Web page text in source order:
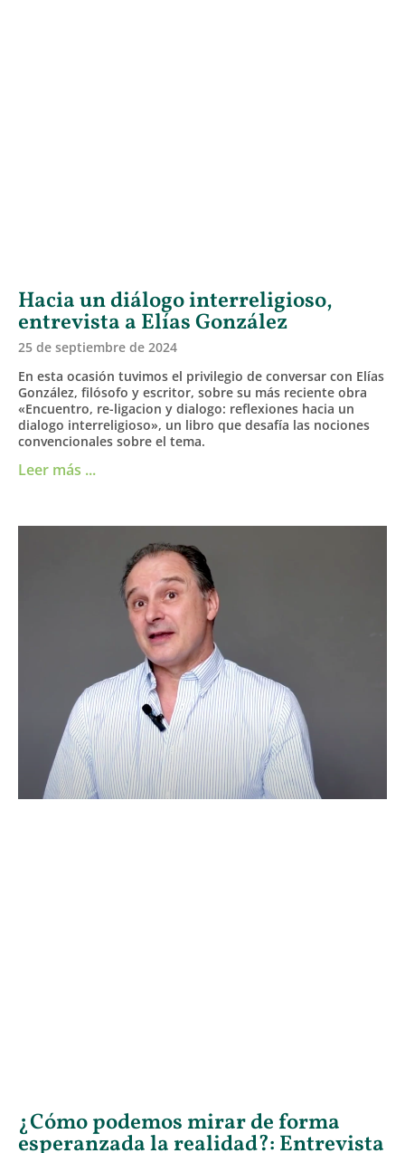
Hacia un diálogo interreligioso,
entrevista a Elías González
25 de septiembre de 2024
En esta ocasión tuvimos el privilegio de conversar con Elías
González, filósofo y escritor, sobre su más reciente obra
«Encuentro, re-ligacion y dialogo: reflexiones hacia un
dialogo interreligioso», un libro que desafía las nociones
convencionales sobre el tema.
Leer más ...
¿Cómo podemos mirar de forma
esperanzada la realidad?: Entrevista